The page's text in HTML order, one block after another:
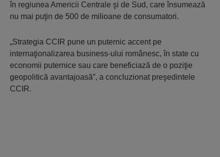
în regiunea Americii Centrale şi de Sud, care însumează
nu mai puţin de 500 de milioane de consumatori.
„Strategia CCIR pune un puternic accent pe
internaţionalizarea business-ului românesc, în state cu
economii puternice sau care beneficiază de o poziţie
geopolitică avantajoasă”, a concluzionat preşedintele
CCIR.